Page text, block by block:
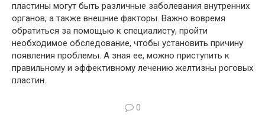
пластины могут быть различные заболевания внутренних
органов, а также внешние факторы. Важно вовремя
обратиться за помощью к специалисту, пройти
необходимое обследование, чтобы установить причину
появления проблемы. А зная ее, можно приступить к
правильному и эффективному лечению желтизны роговых
пластин.
0